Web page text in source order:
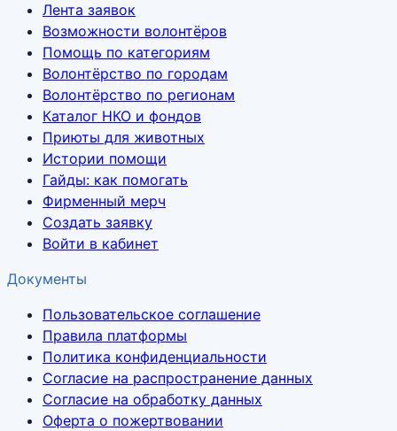
Лента заявок
Возможности волонтёров
Помощь по категориям
Волонтёрство по городам
Волонтёрство по регионам
Каталог НКО и фондов
Приюты для животных
Истории помощи
Гайды: как помогать
Фирменный мерч
Создать заявку
Войти в кабинет
Документы
Пользовательское соглашение
Правила платформы
Политика конфиденциальности
Согласие на распространение данных
Согласие на обработку данных
Оферта о пожертвовании